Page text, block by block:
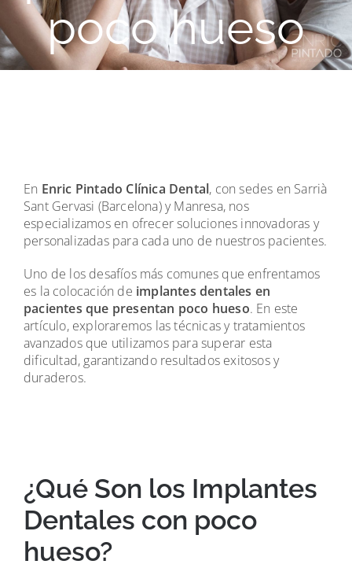
poco hueso
En Enric Pintado Clínica Dental, con sedes en Sarrià
Sant Gervasi (Barcelona) y Manresa, nos
especializamos en ofrecer soluciones innovadoras y
personalizadas para cada uno de nuestros pacientes.
Uno de los desafíos más comunes que enfrentamos
es la colocación de implantes dentales en
pacientes que presentan poco hueso. En este
artículo, exploraremos las técnicas y tratamientos
avanzados que utilizamos para superar esta
dificultad, garantizando resultados exitosos y
duraderos.
¿Qué Son los Implantes
Dentales con poco
hueso?